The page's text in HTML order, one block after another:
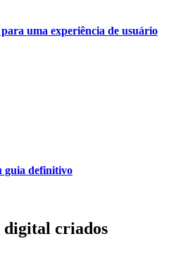
uma experiência de usuário
guia definitivo
digital criados